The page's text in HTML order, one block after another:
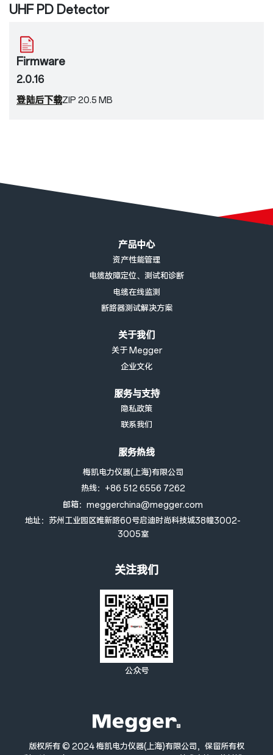
UHF PD Detector
Firmware
2.0.16
登陆后下载ZIP 20.5 MB
产品中心
资产性能管理
电缆故障定位、测试和诊断
电缆在线监测
断路器测试解决方案
关于我们
关于 Megger
企业文化
服务与支持
隐私政策
联系我们
服务热线
梅凯电力仪器(上海)有限公司
热线：+86 512 6556 7262
邮箱：meggerchina@megger.com
地址：苏州工业园区唯新路60号启迪时尚科技城38幢3002-
3005室
关注我们
公众号
版权所有 © 2024 梅凯电力仪器(上海)有限公司，保留所有权